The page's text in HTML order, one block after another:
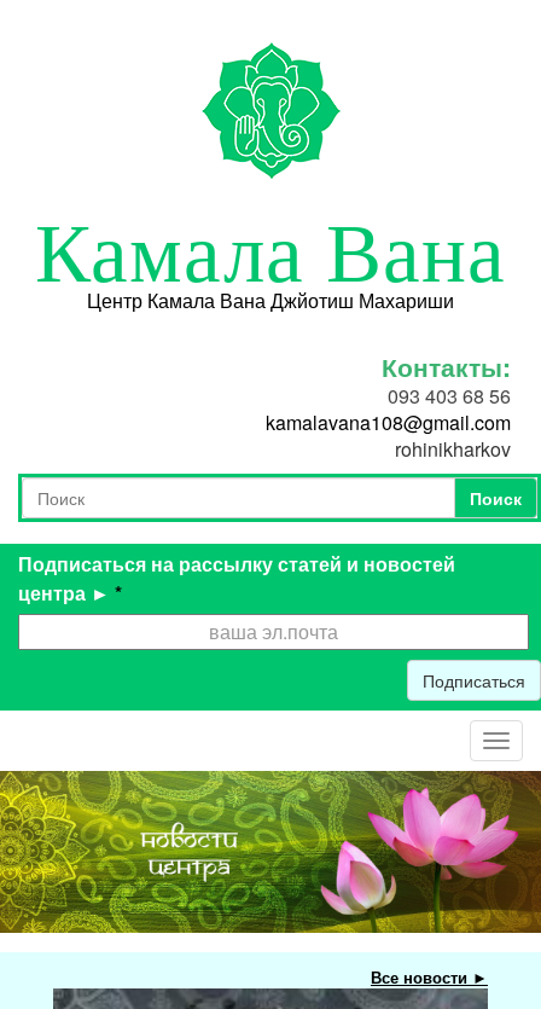
Камала Вана
Центр Камала Вана Джйотиш Махариши
Контакты:
093 403 68 56
kamalavana108@gmail.com
rohinikharkov
Форма поиска
Поиск
Поиск
Подписаться на рассылку статей и новостей
центра ► *
Подписаться
Все новости ►